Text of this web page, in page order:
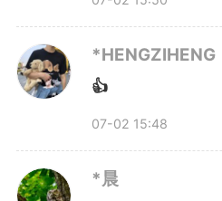
创新，一起来做这
情。”
“这是一个很好
给了我们很大的机
*HENGZIHENG
👍
07-02 15:48
*晨